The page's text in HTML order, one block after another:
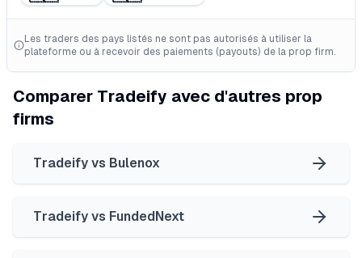
Les traders des pays listés ne sont pas autorisés à utiliser la
plateforme ou à recevoir des paiements (payouts) de la prop firm.
Comparer Tradeify avec d'autres prop
firms
Tradeify vs Bulenox
Tradeify vs FundedNext